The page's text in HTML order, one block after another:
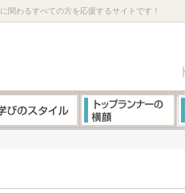
関わるすべての方を応援するサイトです！